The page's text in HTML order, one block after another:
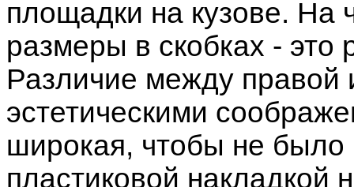
площадки на кузове. На
размеры в скобках - это
Различие между правой
эстетическими
широкая, чтобы не
пластиковой накладкой